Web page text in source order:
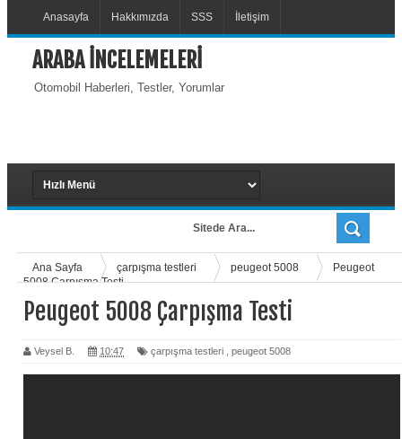
Anasayfa Hakkımızda SSS İletişim
ARABA İNCELEMELERİ
Otomobil Haberleri, Testler, Yorumlar
Ana Sayfa çarpışma testleri peugeot 5008
Peugeot
5008 Çarpışma Testi
Peugeot 5008 Çarpışma Testi
Veysel B. 10:47 çarpışma testleri peugeot 5008